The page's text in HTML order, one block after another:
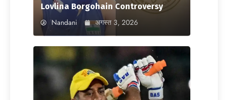
Lovlina Borgohain Controversy
Nandani अगस्त 3, 2026